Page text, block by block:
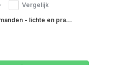
Vergelijk
- lichte en pra...